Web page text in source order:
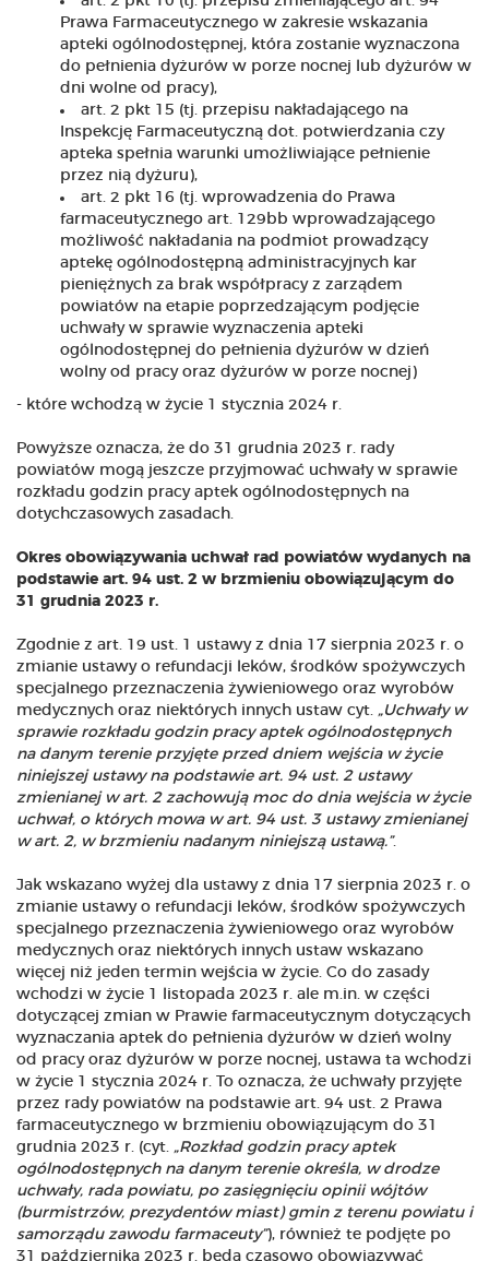
Prawa Farmaceutycznego w zakresie wskazania
apteki ogólnodostępnej, która zostanie wyznaczona
do pełnienia dyżurów w porze nocnej lub dyżurów w
dni wolne od pracy),
art. 2 pkt 15 (tj. przepisu nakładającego na
Inspekcję Farmaceutyczną dot. potwierdzania czy
apteka spełnia warunki umożliwiające pełnienie
przez nią dyżuru),
art. 2 pkt 16 (tj. wprowadzenia do Prawa
farmaceutycznego art. 129bb wprowadzającego
możliwość nakładania na podmiot prowadzący
aptekę ogólnodostępną administracyjnych kar
pieniężnych za brak współpracy z zarządem
powiatów na etapie poprzedzającym podjęcie
uchwały w sprawie wyznaczenia apteki
ogólnodostępnej do pełnienia dyżurów w dzień
wolny od pracy oraz dyżurów w porze nocnej)
- które wchodzą w życie 1 stycznia 2024 r.
Powyższe oznacza, że do 31 grudnia 2023 r. rady
powiatów mogą jeszcze przyjmować uchwały w sprawie
rozkładu godzin pracy aptek ogólnodostępnych na
dotychczasowych zasadach.
Okres obowiązywania uchwał rad powiatów wydanych na
podstawie art. 94 ust. 2 w brzmieniu obowiązującym do
31 grudnia 2023 r.
Zgodnie z art. 19 ust. 1 ustawy z dnia 17 sierpnia 2023 r. o
zmianie ustawy o refundacji leków, środków spożywczych
specjalnego przeznaczenia żywieniowego oraz wyrobów
medycznych oraz niektórych innych ustaw cyt. „Uchwały w
sprawie rozkładu godzin pracy aptek ogólnodostępnych
na danym terenie przyjęte przed dniem wejścia w życie
niniejszej ustawy na podstawie art. 94 ust. 2 ustawy
zmienianej w art. 2 zachowują moc do dnia wejścia w życie
uchwał, o których mowa w art. 94 ust. 3 ustawy zmienianej
w art. 2, w brzmieniu nadanym niniejszą ustawą.”.
Jak wskazano wyżej dla ustawy z dnia 17 sierpnia 2023 r. o
zmianie ustawy o refundacji leków, środków spożywczych
specjalnego przeznaczenia żywieniowego oraz wyrobów
medycznych oraz niektórych innych ustaw wskazano
więcej niż jeden termin wejścia w życie. Co do zasady
wchodzi w życie 1 listopada 2023 r. ale m.in. w części
dotyczącej zmian w Prawie farmaceutycznym dotyczących
wyznaczania aptek do pełnienia dyżurów w dzień wolny
od pracy oraz dyżurów w porze nocnej, ustawa ta wchodzi
w życie 1 stycznia 2024 r. To oznacza, że uchwały przyjęte
przez rady powiatów na podstawie art. 94 ust. 2 Prawa
farmaceutycznego w brzmieniu obowiązującym do 31
grudnia 2023 r. (cyt. „Rozkład godzin pracy aptek
ogólnodostępnych na danym terenie określa, w drodze
uchwały, rada powiatu, po zasięgnięciu opinii wójtów
(burmistrzów, prezydentów miast) gmin z terenu powiatu i
samorządu zawodu farmaceuty”), również te podjęte po
31 października 2023 r. będą czasowo obowiązywać